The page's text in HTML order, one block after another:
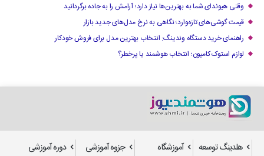
وقتی هیوندای شما به بهترین‌ها نیاز دارد؛ آرامش را به جاده برگردانید
قیمت گوشی‌های تازه‌وارد؛ نگاهی به نرخ مدل‌های جدید بازار
راهنمای خرید دستگاه وندینگ: انتخاب بهترین مدل برای فروش خودکار
لوازم استوک کامیون؛ انتخاب هوشمند یا پرخطر؟
هلدینگ توسعه
آموزشگاه
جزوه آموزشی
دوره آموزشی